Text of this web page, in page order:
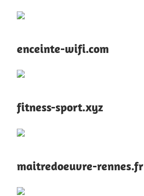
enceinte-wifi.com
fitness-sport.xyz
maitredoeuvre-rennes.fr